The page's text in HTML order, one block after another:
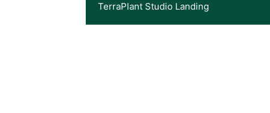
TerraPlant Studio Landing